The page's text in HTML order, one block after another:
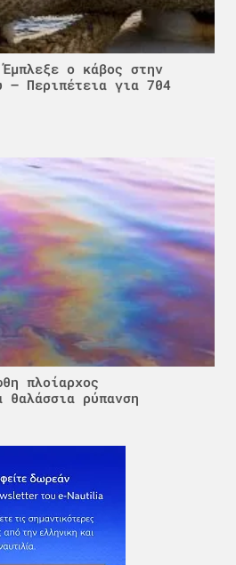
ο κάβος στην
– Περιπέτεια για 704
πλοίαρχος
θαλάσσια ρύπανση